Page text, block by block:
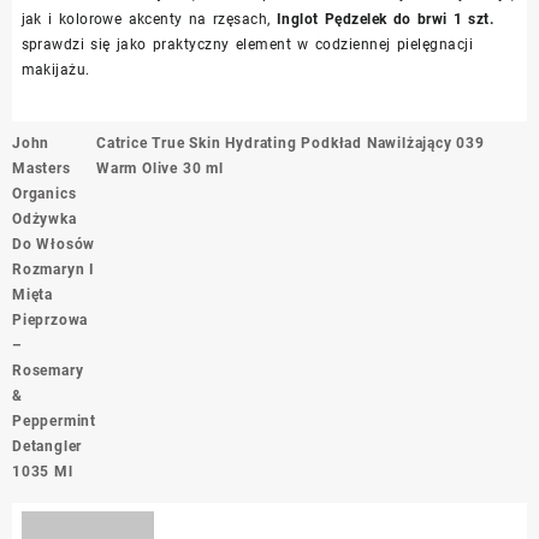
jak i kolorowe akcenty na rzęsach, Inglot Pędzelek do brwi 1 szt.
sprawdzi się jako praktyczny element w codziennej pielęgnacji
makijażu.
Nawigacja
wpisu
John
Masters
Organics
Odżywka
Do Włosów
Rozmaryn I
Mięta
Pieprzowa
–
Rosemary
&
Peppermint
Detangler
1035 Ml
Catrice True Skin Hydrating Podkład Nawilżający 039
Warm Olive 30 ml